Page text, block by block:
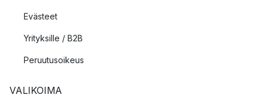
Evästeet
Yrityksille / B2B
Peruutusoikeus
VALIKOIMA